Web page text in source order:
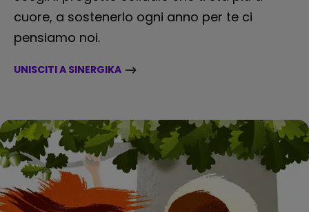
cuore, a sostenerlo ogni anno per te ci
pensiamo noi.
UNISCITI A SINERGIKA